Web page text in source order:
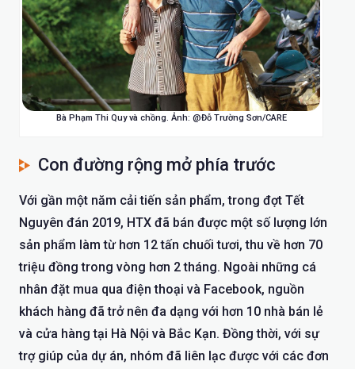
Bà Phạm Thi Quy và chồng. Ảnh: @Đỗ Trường Sơn/CARE
Con đường rộng mở phía trước
Với gần một năm cải tiến sản phẩm, trong đợt Tết
Nguyên đán 2019, HTX đã bán được một số lượng lớn
sản phẩm làm từ hơn 12 tấn chuối tươi, thu về hơn 70
triệu đồng trong vòng hơn 2 tháng. Ngoài những cá
nhân đặt mua qua điện thoại và Facebook, nguồn
khách hàng đã trở nên đa dạng với hơn 10 nhà bán lẻ
và cửa hàng tại Hà Nội và Bắc Kạn. Đồng thời, với sự
trợ giúp của dự án, nhóm đã liên lạc được với các đơn